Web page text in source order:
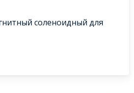
соленоидный для